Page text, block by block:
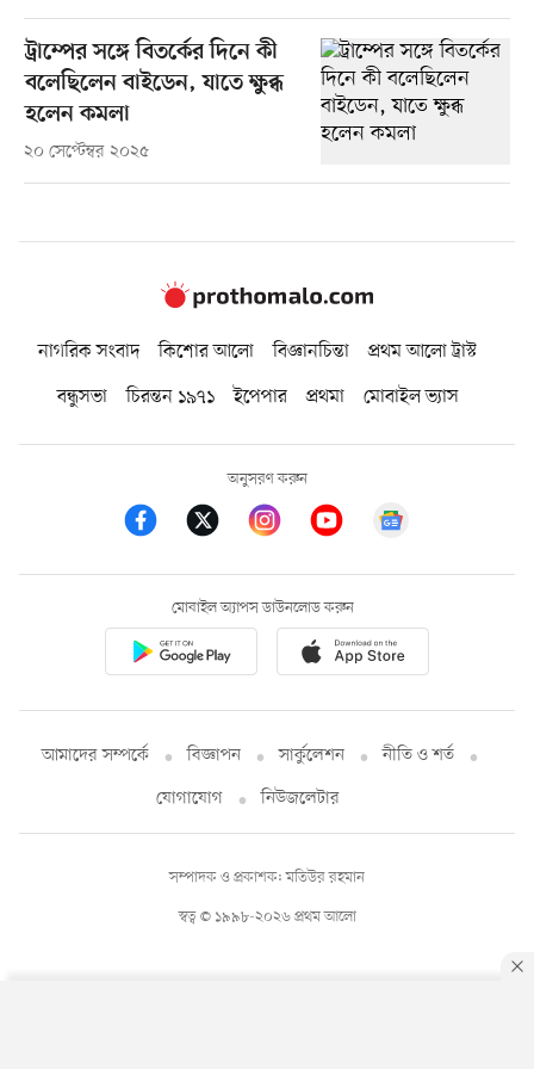
ট্রাম্পের সঙ্গে বিতর্কের দিনে কী
বলেছিলেন বাইডেন, যাতে ক্ষুব্ধ
হলেন কমলা
২০ সেপ্টেম্বর ২০২৫
নাগরিক সংবাদ কিশোর আলো বিজ্ঞানচিন্তা
প্রথম আলো ট্রাস্ট
বন্ধুসভা
চিরন্তন ১৯৭১ ইপেপার প্রথমা মোবাইল ভ্যাস
অনুসরণ করুন
মোবাইল অ্যাপস ডাউনলোড করুন
আমাদের সম্পর্কে বিজ্ঞাপন সার্কুলেশন
নীতি ও শর্ত
যোগাযোগ
নিউজলেটার
স্বত্ব © ১৯৯৮-২০২৬ প্রথম আলো
সম্পাদক ও প্রকাশক: মতিউর রহমান